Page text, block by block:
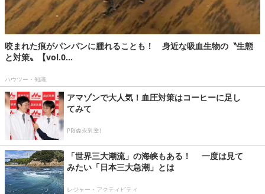
咬まれた痕がパンパンに腫れることも！ 身近な吸血生物の〝生態
と対策〟【vol.0...
ハウツー・知識
アマゾンで大人気！血圧対策はコーヒーに足し
てみて
PR(森永乳業)
「世界三大潮流」の海峡もある！ 一度は見て
みたい「日本三大急潮」とは
レジャー・アクティビティ